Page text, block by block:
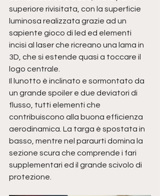
superiore rivisitata, con la superficie
luminosa realizzata grazie ad un
sapiente gioco di led ed elementi
incisi al laser che ricreano una lama in
3D, che si estende quasi a toccare il
logo centrale.
Il lunotto è inclinato e sormontato da
un grande spoiler e due deviatori di
flusso, tutti elementi che
contribuiscono alla buona efficienza
aerodinamica. La targa è spostata in
basso, mentre nel paraurti domina la
sezione scura che comprende i fari
supplementari ed il grande scivolo di
protezione.